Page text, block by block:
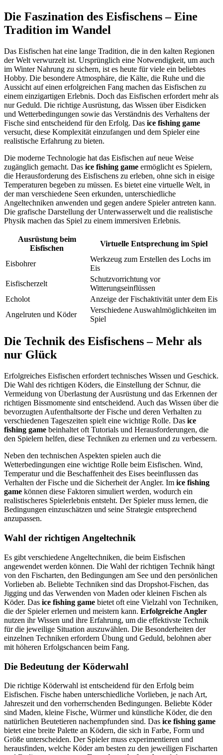
Die Faszination des Eisfischens – Eine
Tradition im Wandel
Das Eisfischen hat eine lange Tradition, die in den kalten Regionen
der Welt verwurzelt ist. Ursprünglich eine Notwendigkeit, um auch
im Winter Nahrung zu sichern, ist es heute für viele ein beliebtes
Hobby. Die besondere Atmosphäre, die Kälte, die Ruhe und die
Aussicht auf einen erfolgreichen Fang machen das Eisfischen zu
einem einzigartigen Erlebnis. Doch das Eisfischen erfordert mehr als
nur Geduld. Die richtige Ausrüstung, das Wissen über Eisdicken
und Wetterbedingungen sowie das Verständnis des Verhaltens der
Fische sind entscheidend für den Erfolg. Das ice fishing game
versucht, diese Komplexität einzufangen und dem Spieler eine
realistische Erfahrung zu bieten.
Die moderne Technologie hat das Eisfischen auf neue Weise
zugänglich gemacht. Das ice fishing game ermöglicht es Spielern,
die Herausforderung des Eisfischens zu erleben, ohne sich in eisige
Temperaturen begeben zu müssen. Es bietet eine virtuelle Welt, in
der man verschiedene Seen erkunden, unterschiedliche
Angeltechniken anwenden und gegen andere Spieler antreten kann.
Die grafische Darstellung der Unterwasserwelt und die realistische
Physik machen das Spiel zu einem immersiven Erlebnis.
Ausrüstung beim
Eisfischen
Virtuelle Entsprechung im Spiel
Eisbohrer
Werkzeug zum Erstellen des Lochs im
Eis
Eisfischerzelt
Schutzvorrichtung vor
Witterungseinflüssen
Echolot
Anzeige der Fischaktivität unter dem Eis
Angelruten und Köder
Verschiedene Auswahlmöglichkeiten im
Spiel
Die Technik des Eisfischens – Mehr als
nur Glück
Erfolgreiches Eisfischen erfordert technisches Wissen und Geschick.
Die Wahl des richtigen Köders, die Einstellung der Schnur, die
Vermeidung von Überlastung der Ausrüstung und das Erkennen der
richtigen Bissmomente sind entscheidend. Auch das Wissen über die
bevorzugten Aufenthaltsorte der Fische und deren Verhalten zu
verschiedenen Tageszeiten spielt eine wichtige Rolle. Das ice
fishing game beinhaltet oft Tutorials und Herausforderungen, die
den Spielern helfen, diese Techniken zu erlernen und zu verbessern.
Neben den technischen Aspekten spielen auch die
Wetterbedingungen eine wichtige Rolle beim Eisfischen. Wind,
Temperatur und die Beschaffenheit des Eises beeinflussen das
Verhalten der Fische und die Sicherheit der Angler. Im ice fishing
game können diese Faktoren simuliert werden, wodurch ein
realistischeres Spielerlebnis entsteht. Der Spieler muss lernen, die
Bedingungen einzuschätzen und seine Strategie entsprechend
anzupassen.
Wahl der richtigen Angeltechnik
Es gibt verschiedene Angeltechniken, die beim Eisfischen
angewendet werden können. Die Wahl der richtigen Technik hängt
von den Fischarten, den Bedingungen am See und den persönlichen
Vorlieben ab. Beliebte Techniken sind das Dropshot-Fischen, das
Jigging und das Verwenden von Maden oder kleinen Fischen als
Köder. Das ice fishing game bietet oft eine Vielzahl von Techniken,
die der Spieler erlernen und meistern kann. Erfolgreiche Angler
nutzen ihr Wissen und ihre Erfahrung, um die effektivste Technik
für die jeweilige Situation auszuwählen. Die Besonderheiten der
einzelnen Techniken erfordern Übung und Geduld, belohnen aber
mit höheren Erfolgschancen beim Fang.
Die Bedeutung der Köderwahl
Die richtige Köderwahl ist entscheidend für den Erfolg beim
Eisfischen. Fische haben unterschiedliche Vorlieben, je nach Art,
Jahreszeit und den vorherrschenden Bedingungen. Beliebte Köder
sind Maden, kleine Fische, Würmer und künstliche Köder, die den
natürlichen Beutetieren nachempfunden sind. Das ice fishing game
bietet eine breite Palette an Ködern, die sich in Farbe, Form und
Größe unterscheiden. Der Spieler muss experimentieren und
herausfinden, welche Köder am besten zu den jeweiligen Fischarten